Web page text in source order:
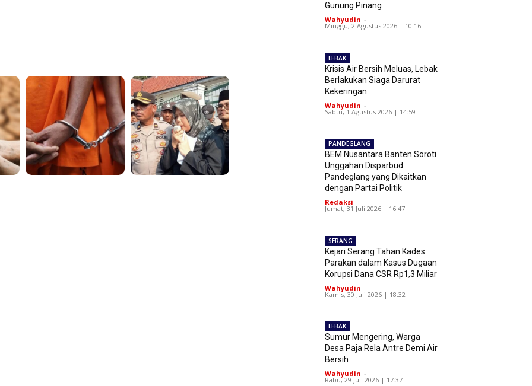
Gunung Pinang
Wahyudin -
Minggu, 2 Agustus 2026 | 10:16
LEBAK
Krisis Air Bersih Meluas, Lebak
Berlakukan Siaga Darurat
Kekeringan
Wahyudin -
Sabtu, 1 Agustus 2026 | 14:59
PANDEGLANG
BEM Nusantara Banten Soroti
Unggahan Disparbud
Pandeglang yang Dikaitkan
dengan Partai Politik
Redaksi -
Jumat, 31 Juli 2026 | 16:47
SERANG
Kejari Serang Tahan Kades
Parakan dalam Kasus Dugaan
Korupsi Dana CSR Rp1,3 Miliar
Wahyudin -
Kamis, 30 Juli 2026 | 18:32
LEBAK
Sumur Mengering, Warga
Desa Paja Rela Antre Demi Air
Bersih
Wahyudin -
Rabu, 29 Juli 2026 | 17:37